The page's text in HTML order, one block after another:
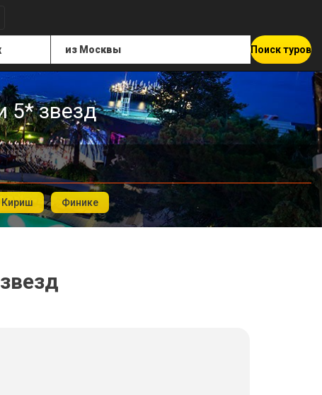
Поиск туров
5* звезд
Кириш Финике